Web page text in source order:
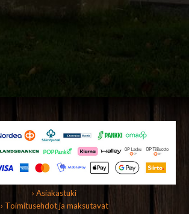
› Asiakastuki
› Toimitusehdot ja maksutavat